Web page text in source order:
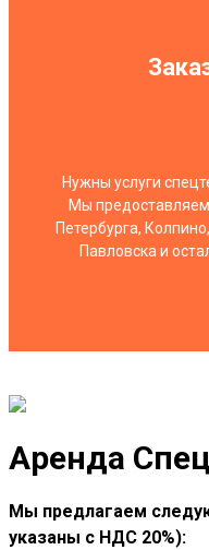
Нужны услуги
Мы предоставляем
Петербурга,
Павловска и
Аренда
Мы предлагаем
указаны с НДС 20%):